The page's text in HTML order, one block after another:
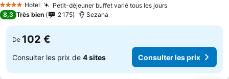
4 Étoiles Hotel Petit-déjeuner buffet varié tous les joursConsulter les
8,3 Très bien 2 175 Sezana
De 102 €
Consulter les prix de 4 sites Consulter les prix